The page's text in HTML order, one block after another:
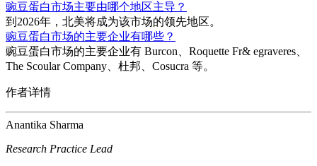
豌豆蛋白市场主要由哪个地区主导？
到2026年，北美将成为该市场的领先地区。
豌豆蛋白市场的主要企业有哪些？
豌豆蛋白市场的主要企业有 Burcon、Roquette Fr& egraveres、
The Scoular Company、杜邦、Cosucra 等。
作者详情
Anantika Sharma
Research Practice Lead